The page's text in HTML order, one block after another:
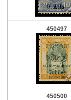
450497
450500